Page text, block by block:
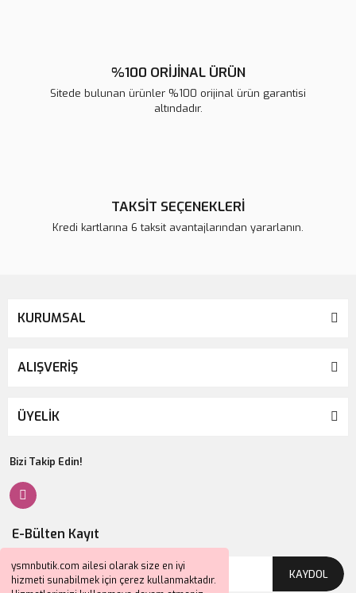
ysmnbutik.com ailesi olarak size en iyi
hizmeti sunabilmek için çerez kullanmaktadır.
%100 ORİJİNAL ÜRÜN
Sitede bulunan ürünler %100 orijinal ürün garantisi
altındadır.
TAKSİT SEÇENEKLERİ
Kredi kartlarına 6 taksit avantajlarından yararlanın.
KURUMSAL
ALIŞVERİŞ
ÜYELİK
Bizi Takip Edin!
E-Bülten Kayıt
KAYDOL